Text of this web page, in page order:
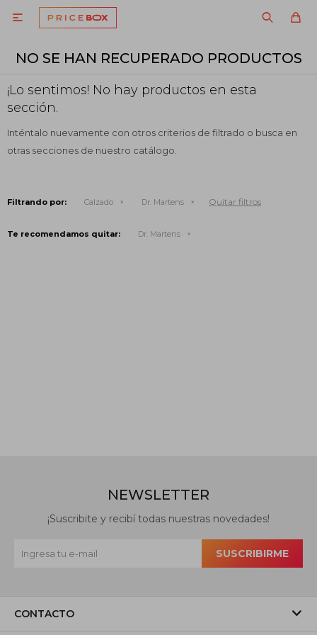

NO SE HAN RECUPERADO PRODUCTOS
¡Lo sentimos! No hay productos en esta
sección.
Inténtalo nuevamente con otros criterios de filtrado o busca en
otras secciones de nuestro catálogo.
Filtrando por: Calzado Dr. Martens Quitar filtros
Te recomendamos quitar: Dr. Martens
CONTACTO
NEWSLETTER
¡Suscribite y recibí todas nuestras novedades!
SUSCRIBIRME